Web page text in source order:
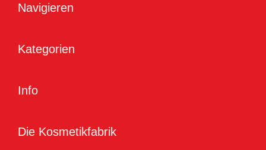
Navigieren
Kategorien
Info
Die Kosmetikfabrik